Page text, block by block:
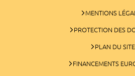
MENTIONS
PROTECTION DES
PLAN DU SITE
FINANCEMENTS